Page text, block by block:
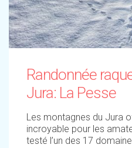
Randonnée
Jura: La Pesse
Les montagnes du Jura
incroyable pour les
testé l’un des 17